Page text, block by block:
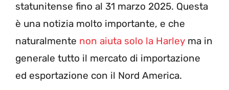
statunitense fino al 31 marzo 2025. Questa
è una notizia molto importante, e che
naturalmente non aiuta solo la Harley ma in
generale tutto il mercato di importazione
ed esportazione con il Nord America.